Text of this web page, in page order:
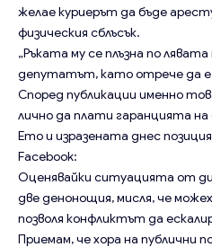
желае куриерът да бъде
физическия сблъсък.
„Ръката му се плъзна по лявата
депутатът, като отрече да е
Според публикации именно
лично да плати гаранцията
Ето и изразената днес
Facebook:
Оценявайки ситуацията от
две денонощия, мисля, че
позволя конфликтът да
Приемам, че хора на публични